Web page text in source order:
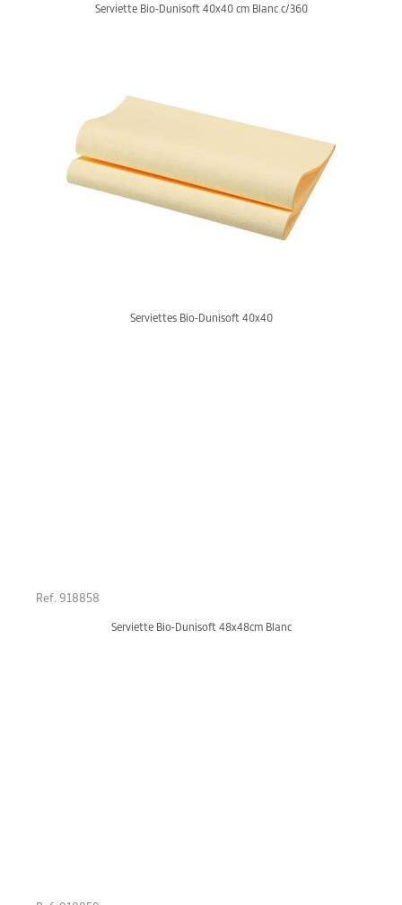
Serviette Bio-Dunisoft 40x40 cm Blanc c/360
Serviettes Bio-Dunisoft 40x40
Ref. 918858
Serviette Bio-Dunisoft 48x48cm Blanc